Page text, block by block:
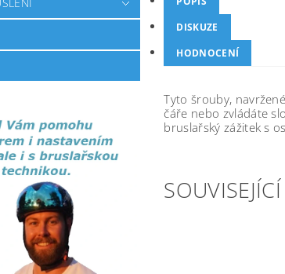
DISKUZE
HODNOCENÍ
Tyto šrouby,
čáře nebo zvládáte
bruslařský zážitek s